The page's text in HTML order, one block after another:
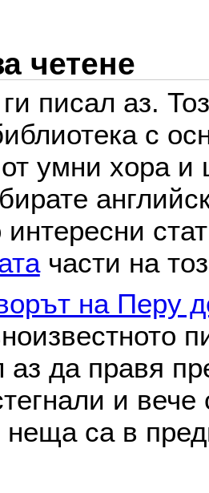
четене
писал аз.
с
умни хора и
интересни
части на
на Перу
аз да правя
и вече
са в